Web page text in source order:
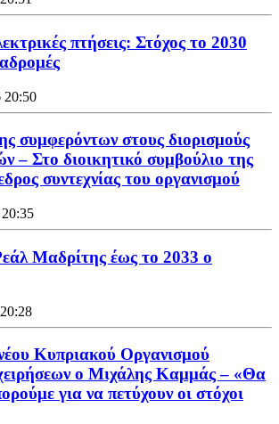
πτήσεις: Στόχος το 2030
20:50
συμφερόντων στους διορισμούς
– Στο διοικητικό συμβούλιο της
συντεχνίας του οργανισμού
Μαδρίτης έως το 2033 ο
Κυπριακού Οργανισμού
ο Μιχάλης Καμμάς – «Θα
για να πετύχουν οι στόχοι